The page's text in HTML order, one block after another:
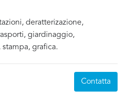
deratterizazione,
giardinaggio,
grafica.
Contatta